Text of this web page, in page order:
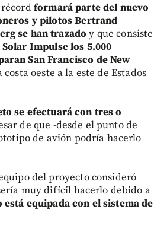
formará parte del nuevo
y pilotos Bertrand
se han trazado y que consiste
Impulse los 5.000
San Francisco de New
oeste a la este de Estados
se efectuará con tres o
de que -desde el punto de
de avión podría hacerlo
del proyecto consideró
muy difícil hacerlo debido a
está equipada con el sistema de